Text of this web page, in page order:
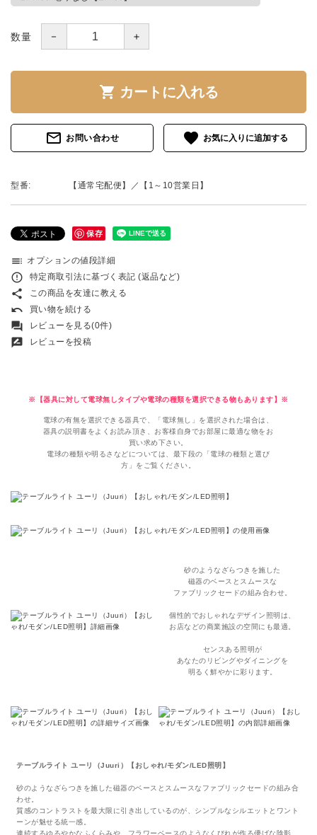
数量 － ＋
shopping_cart カートに入れる
mail_outline お問い合わせ favorite
型番: 【通常宅配便】／【1～10営業日】
保存
toc オプションの値段詳細
error_outline 特定商取引法に基づく表記 (返品など)
share この商品を友達に教える
undo 買い物を続ける
forum レビューを見る(0件)
rate_review レビューを投稿
※【器具に対して電球無しタイプや電球の種類を選択できる物もあります】※
電球の有無を選択できる器具で、「電球無し」を選択された場合は、
器具の説明書をよくお読み頂き、お客様自身でお部屋に最適な物をお
買い求め下さい。
電球の種類や明るさなどについては、最下段の「電球の種類と選び
方」をご覧ください。
砂のようなざらつきを施した
磁器のベースとスムースな
ファブリックセードの組み合わせ。
個性的でおしゃれなデザイン照明は、
お店などの商業施設の空間にも最適。
センスある照明が
あなたのリビングやダイニングを
明るく鮮やかに彩ります。
テーブルライト ユーリ（Juuri）【おしゃれ/モダン/LED照明】
砂のようなざらつきを施した磁器のベースとスムースなファブリックセードの組み合
わせ。
質感のコントラストを最大限に引き出しているのが、シンプルなシルエットとワント
ーンが魅せる統一感。